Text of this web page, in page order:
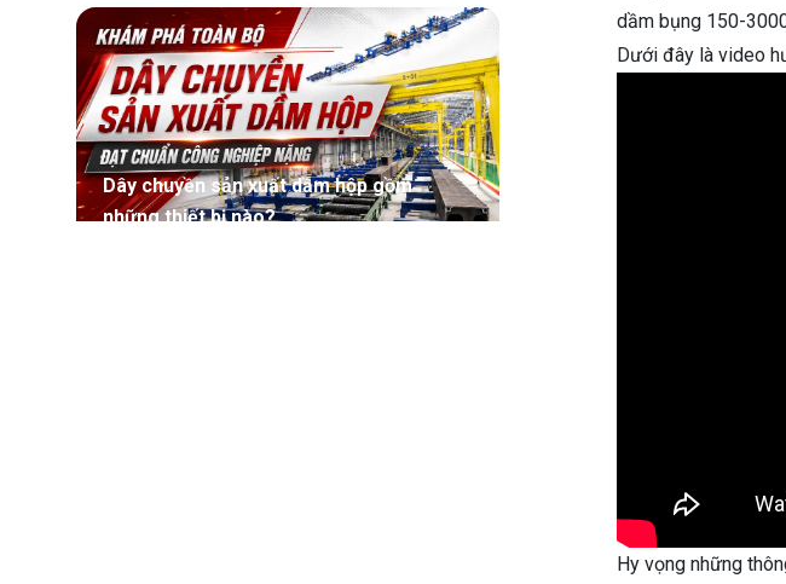
Dây chuyền sản xuất dầm hộp gồm
những thiết bị nào?
dầm bụng 150-
Dưới đây là video
Hy vọng những